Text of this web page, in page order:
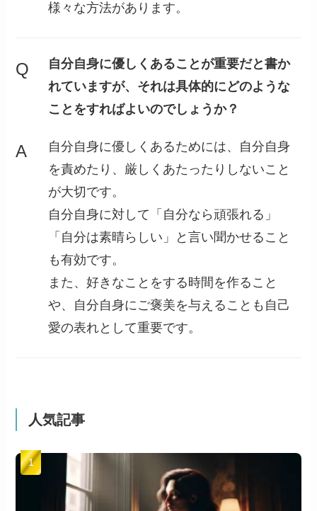
様々な方法があります。
Q
自分自身に優しくあることが重要だと書か
れていますが、それは具体的にどのような
ことをすればよいのでしょうか？
A
自分自身に優しくあるためには、自分自身
を責めたり、厳しくあたったりしないこと
が大切です。
自分自身に対して「自分なら頑張れる」
「自分は素晴らしい」と言い聞かせること
も有効です。
また、好きなことをする時間を作ること
や、自分自身にご褒美を与えることも自己
愛の表れとして重要です。
人気記事